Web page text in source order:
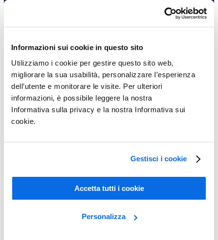
Informazioni sui cookie in questo sito
Utilizziamo i cookie per gestire questo sito web,
migliorare la sua usabilità, personalizzare l’esperienza
dell’utente e monitorare le visite. Per ulteriori
informazioni, è possibile leggere la nostra
Informativa sulla privacy e la nostra Informativa sui
cookie.
Gestisci i cookie
Accetta tutti i cookie
Personalizza
Conoscere il PLM (Product Lifecycle Management)